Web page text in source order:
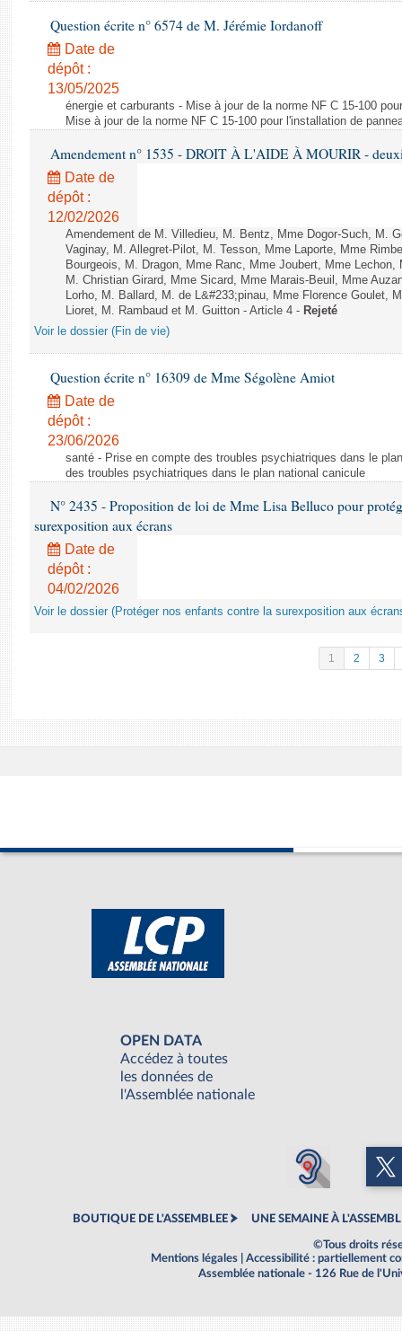
Question écrite n° 6574 de M. Jérémie Iordanoff
Date de
dépôt :
13/05/2025
énergie et carburants - Mise à jour de la norme NF C 15-100
Mise à jour de la norme NF C 15-100 pour l'installation de
Amendement n° 1535 - DROIT À L'AIDE À MOURIR -
Date de
dépôt :
12/02/2026
Amendement de M. Villedieu, M. Bentz, Mme Dogor-Such, M.
Vaginay, M. Allegret-Pilot, M. Tesson, Mme Laporte, Mme
Bourgeois, M. Dragon, Mme Ranc, Mme Joubert, Mme
M. Christian Girard, Mme Sicard, Mme Marais-Beuil, Mme
Lorho, M. Ballard, M. de L&#233;pinau, Mme Florence Goulet,
Lioret, M. Rambaud et M. Guitton - Article 4 - Rejeté
Voir le dossier (Fin de vie)
Question écrite n° 16309 de Mme Ségolène Amiot
Date de
dépôt :
23/06/2026
santé - Prise en compte des troubles psychiatriques dans le
des troubles psychiatriques dans le plan national canicule
N° 2435 - Proposition de loi de Mme Lisa Belluco pour
surexposition aux écrans
Date de
dépôt :
04/02/2026
Voir le dossier (Protéger nos enfants contre la surexposition aux
1 2 3
OPEN DATA
Accédez à toutes
les données de
l'Assemblée nationale
BOUTIQUE DE L'ASSEMBLEE UNE SEMAINE À
©Tous droits
Mentions légales
Accessibilité : partiellement
Assemblée nationale - 126 Rue de